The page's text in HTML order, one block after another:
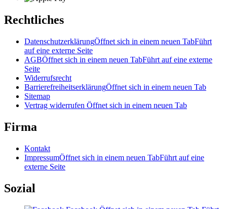
Rechtliches
DatenschutzerklärungÖffnet sich in einem neuen TabFührt
auf eine externe Seite
AGBÖffnet sich in einem neuen TabFührt auf eine externe
Seite
Widerrufsrecht
BarrierefreiheitserklärungÖffnet sich in einem neuen Tab
Sitemap
Vertrag widerrufen Öffnet sich in einem neuen Tab
Firma
Kontakt
ImpressumÖffnet sich in einem neuen TabFührt auf eine
externe Seite
Sozial